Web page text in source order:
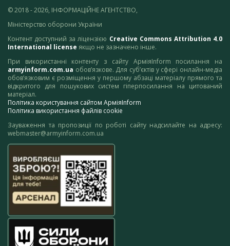
© 2018 - 2026, ІНФОРМАЦІЙНЕ АГЕНТСТВО,
Міністерство оборони України
Контент доступний за ліцензією Creative Commons Attribution 4.0
International license якщо не зазначено інше.
При використанні контенту з сайту АрміяInform посилання на
armyinform.com.ua обов’язкове. Для суб’єктів у сфері онлайн-медіа
обов’язковим є розміщення у першому абзаці матеріалу прямого та
відкритого для пошукових систем гіперпосилання на цитований
матеріал.
Політика користування сайтом АрміяInform
Політика використання файлів cookie
Зауваження та пропозиції по роботі сайту надсилайте на адресу:
webmaster@armyinform.com.ua